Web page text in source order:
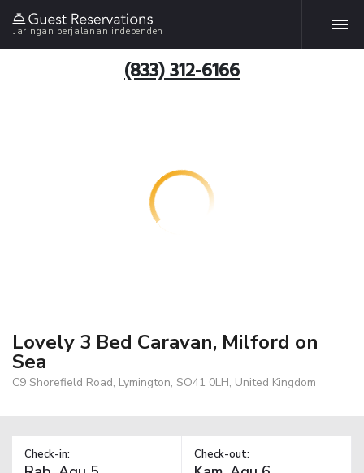
Jaringan perjalanan independen
(833) 312-6166
Lovely 3 Bed Caravan, Milford on
Sea
C9 Shorefield Road, Lymington, SO41 0LH, United Kingdom
Check-in: Check-out: